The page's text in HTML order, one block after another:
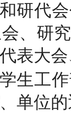
研代
、研
表大
生工
单位